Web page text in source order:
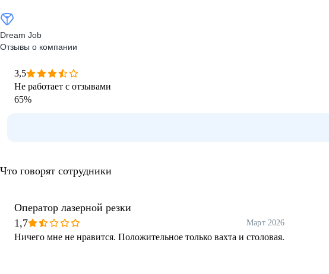
Dream Job
Отзывы о компании
3,5
Не работает с отзывами
65%
Что говорят сотрудники
Оператор лазерной резки
1,7
Март 2026
Ничего мне не нравится. Положительное только вахта и столовая.